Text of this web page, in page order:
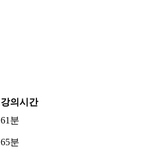
강의시간
61분
65분